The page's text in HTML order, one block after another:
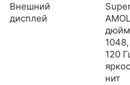
Внешний
дисплей
120
нит